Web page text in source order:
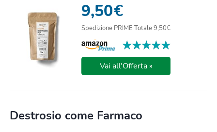
9,50€
Spedizione PRIME Totale 9,50€
★★★★★
★★★★★
Vai all'Offerta »
Destrosio come Farmaco